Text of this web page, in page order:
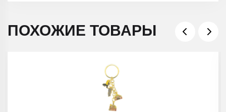
ПОХОЖИЕ ТОВАРЫ